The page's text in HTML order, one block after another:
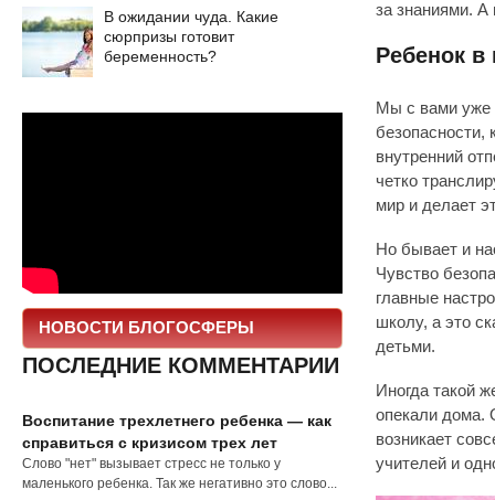
В ожидании чуда. Какие
сюрпризы готовит
беременность?
НОВОСТИ БЛОГОСФЕРЫ
ПОСЛЕДНИЕ КОММЕНТАРИИ
Воспитание трехлетнего ребенка — как
справиться с кризисом трех лет
Слово "нет" вызывает стресс не только у
маленького ребенка. Так же негативно это слово...
за знаниями.
Ребенок в
Мы с вами уже
безопасности,
внутренний
четко
мир и делает
Но бывает и
Чувство
главные
школу, а это
детьми.
Иногда такой
опекали дома.
возникает
учителей и